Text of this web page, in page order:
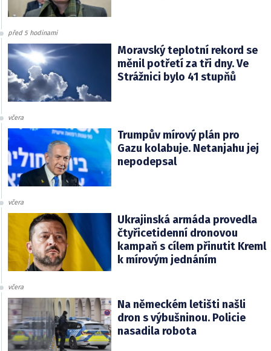
před 5 hodinami
Moravský teplotní rekord se
měnil potřetí za tři dny. Ve
Strážnici bylo 41 stupňů
včera
Trumpův mírový plán pro
Gazu kolabuje. Netanjahu jej
nepodepsal
včera
Ukrajinská armáda provedla
čtyřicetidenní dronovou
kampaň s cílem přinutit Kreml
k mírovým jednáním
včera
Na německém letišti našli
dron s výbušninou. Policie
nasadila robota